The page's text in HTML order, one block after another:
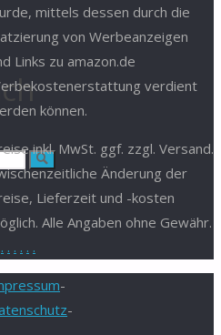
Suche
mittels dessen durch die
von Werbeanzeigen
Links zu amazon.de
verdient
können.
inkl. MwSt. ggf. zzgl. Versand.
Änderung der
Lieferzeit und -kosten
Alle Angaben ohne Gewähr.
. . . . . .
-
-